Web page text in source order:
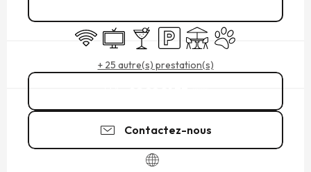
WiFi
TélévisionBar / Buvette
ParkingTerrasseAnimaux acceptés
+ 25 autre(s) prestation(s)
Contactez-nous